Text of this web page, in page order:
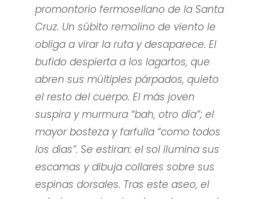
promontorio fermosellano de la Santa
Cruz. Un súbito remolino de viento le
obliga a virar la ruta y desaparece. El
bufido despierta a los lagartos, que
abren sus múltiples párpados, quieto
el resto del cuerpo. El más joven
suspira y murmura “bah, otro día”; el
mayor bosteza y farfulla “como todos
los días”. Se estiran: el sol ilumina sus
escamas y dibuja collares sobre sus
espinas dorsales. Tras este aseo, el